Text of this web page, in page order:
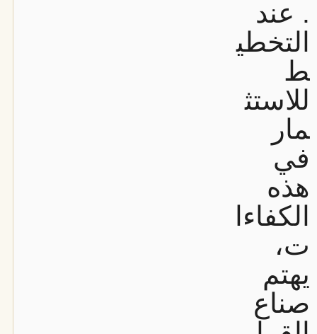
. عند
التخطي
ط
للاستث
مار
في
هذه
الكفاءا
ت،
يهتم
صناع